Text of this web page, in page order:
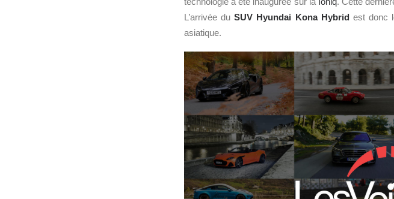
L’arrivée duSUV Hyundai Kona Hybridest donc
asiatique.